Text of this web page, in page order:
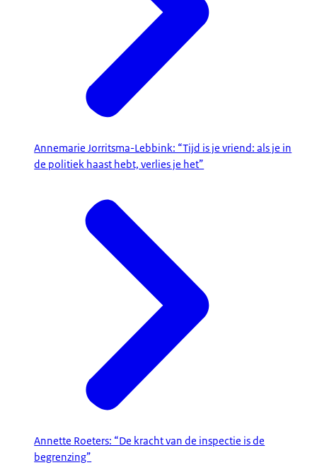
Annemarie Jorritsma-Lebbink: “Tijd is je vriend: als je in
de politiek haast hebt, verlies je het”
Annette Roeters: “De kracht van de inspectie is de
begrenzing”